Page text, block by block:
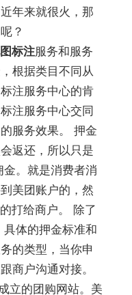
年来就很火，那
？
标注服务和服务
根据类目不同从
注服务中心的肯
注服务中心交同
服务效果。 押金
返还，所以只是
。就是消费者消
美团账户的，然
打给商户。 除了
体的押金标准和
的类型，当你申
商户沟通对接。
立的团购网站。美